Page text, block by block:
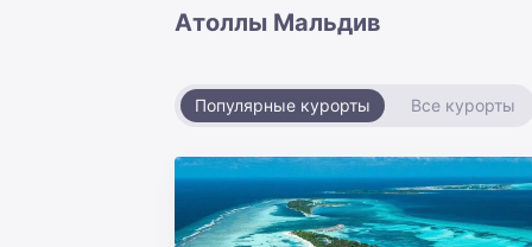
Атоллы Мальдив
Популярные курорты Все курорты